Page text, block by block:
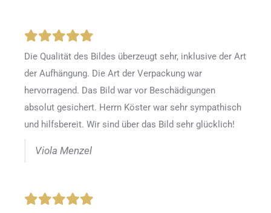
Die Qualität des Bildes überzeugt sehr, inklusive der Art
der Aufhängung. Die Art der Verpackung war
hervorragend. Das Bild war vor Beschädigungen
absolut gesichert. Herrn Köster war sehr sympathisch
und hilfsbereit. Wir sind über das Bild sehr glücklich!
Viola Menzel